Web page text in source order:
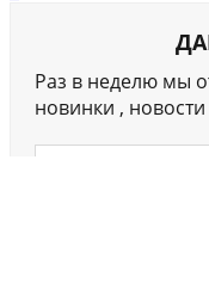
Раз в неделю мы
новинки ,